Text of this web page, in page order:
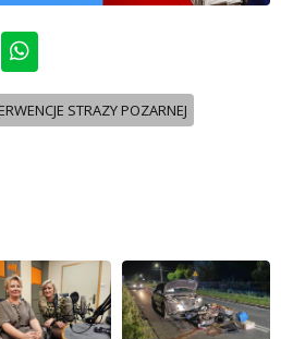
STRAZY POZARNEJ